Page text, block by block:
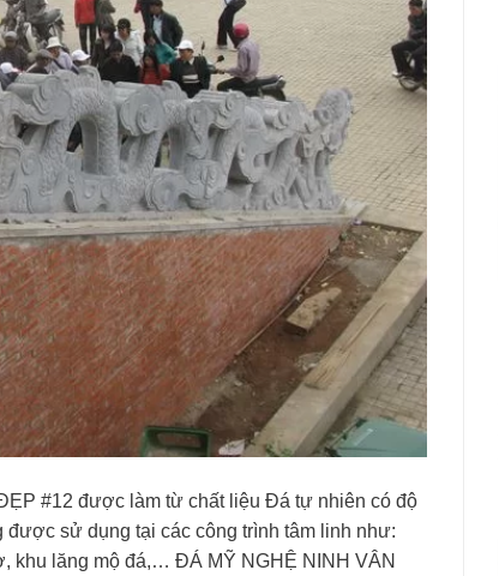
#12 được làm từ chất liệu Đá tự nhiên có độ
sử dụng tại các công trình tâm linh như:
khu lăng mộ đá,… ĐÁ MỸ NGHỆ NINH VÂN